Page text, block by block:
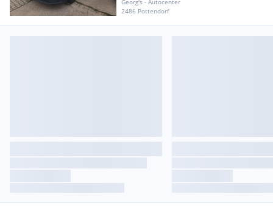
2486 Pottendorf